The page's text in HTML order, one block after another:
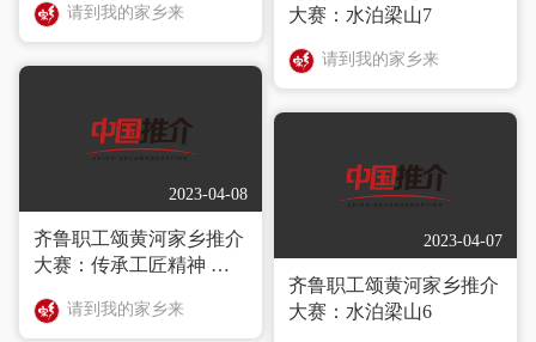
请到我的家乡来
2023-04-08
齐鲁职工颂黄河家乡推介
大赛：传承工匠精神 弘
请到我的家乡来
大赛：水泊梁山7
请到我的家乡来
2023-04-07
齐鲁职工颂黄河家乡推介
大赛：水泊梁山6